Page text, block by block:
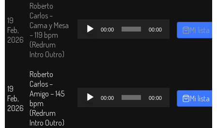
19
Feb,
2026
Roberto
Carlos –
Cama y Mesa
– 119 bpm
(Redrum
Intro Outro)
Reproductor
00:00 00:00 Mi lista
19
Feb,
2026
Roberto
Carlos –
Amigo – 145
bpm
(Redrum
Intro Outro)
Reproductor
00:00 00:00 Mi lista